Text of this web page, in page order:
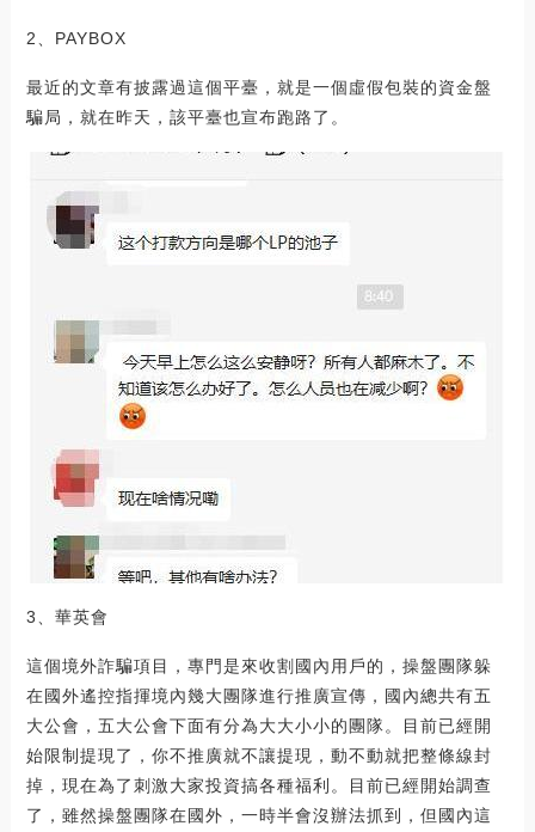
2、PAYBOX
最近的文章有披露過這個平臺，就是一個虛假包裝的資金盤
騙局，就在昨天，該平臺也宣布跑路了。
3、華英會
這個境外詐騙項目，專門是來收割國內用戶的，操盤團隊躲
在國外遙控指揮境內幾大團隊進行推廣宣傳，國內總共有五
大公會，五大公會下面有分為大大小小的團隊。目前已經開
始限制提現了，你不推廣就不讓提現，動不動就把整條線封
掉，現在為了刺激大家投資搞各種福利。目前已經開始調查
了，雖然操盤團隊在國外，一時半會沒辦法抓到，但國內這